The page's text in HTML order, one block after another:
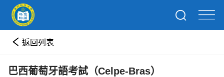
返回列表
巴西葡萄牙語考試（Celpe-Bras）